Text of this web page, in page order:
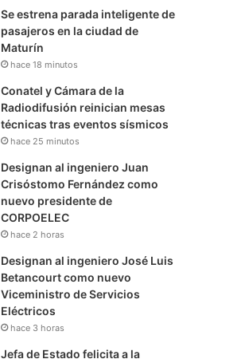
a
m
Se estrena parada inteligente de
pasajeros en la ciudad de
Maturín
hace 18 minutos
Conatel y Cámara de la
Radiodifusión reinician mesas
técnicas tras eventos sísmicos
hace 25 minutos
Designan al ingeniero Juan
Crisóstomo Fernández como
nuevo presidente de
CORPOELEC
hace 2 horas
Designan al ingeniero José Luis
Betancourt como nuevo
Viceministro de Servicios
Eléctricos
hace 3 horas
Jefa de Estado felicita a la